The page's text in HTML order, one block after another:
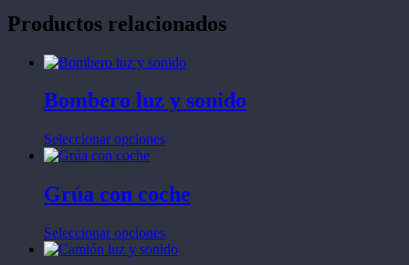
Productos relacionados
Bombero luz y sonido
Seleccionar opcionesEste
múltiples
variantes.
opciones
se
Grúa con coche
Seleccionar opcionesEste
producto